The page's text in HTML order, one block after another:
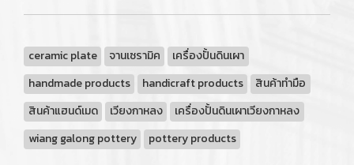
ceramic plate จานเซรามิค
เครื่องปั้นดินเผา
handmade products
handicraft products
สินค้าทำมือ
สินค้าแฮนด์เมด
เวียงกาหลง
เครื่องปั้นดินเผาเวียงกาหลง
wiang galong pottery
pottery products